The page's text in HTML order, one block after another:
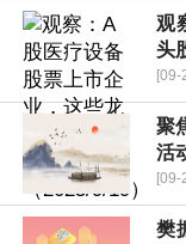
观
头
[09-
聚
活
[09-
樊